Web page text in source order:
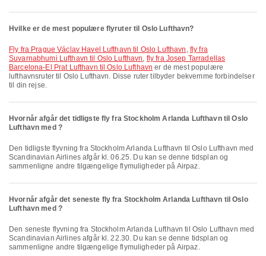
Hvilke er de mest populære flyruter til Oslo Lufthavn?
fly fra Prague Václav Havel Lufthavn til Oslo Lufthavn , fly fra
Suvarnabhumi Lufthavn til Oslo Lufthavn, fly fra Josep Tarradellas
Barcelona-El Prat Lufthavn til Oslo Lufthavn er de mest populære
lufthavnsruter til Oslo Lufthavn. Disse ruter tilbyder bekvemme forbindelser
til din rejse.
Hvornår afgår det tidligste fly fra Stockholm Arlanda Lufthavn til Oslo
Lufthavn med ?
Den tidligste flyvning fra Stockholm Arlanda Lufthavn til Oslo Lufthavn med
Scandinavian Airlines afgår kl. 06.25. Du kan se denne tidsplan og
sammenligne andre tilgængelige flymuligheder på Airpaz.
Hvornår afgår det seneste fly fra Stockholm Arlanda Lufthavn til Oslo
Lufthavn med ?
Den seneste flyvning fra Stockholm Arlanda Lufthavn til Oslo Lufthavn med
Scandinavian Airlines afgår kl. 22.30. Du kan se denne tidsplan og
sammenligne andre tilgængelige flymuligheder på Airpaz.